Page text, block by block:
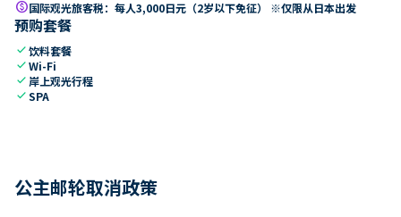
paid国际观光旅客税：每人3,000日元（2岁以下免征） ※仅限从日本出发
预购套餐
check饮料套餐
checkWi-Fi
check 岸上观光行程
checkSPA
公主邮轮取消政策